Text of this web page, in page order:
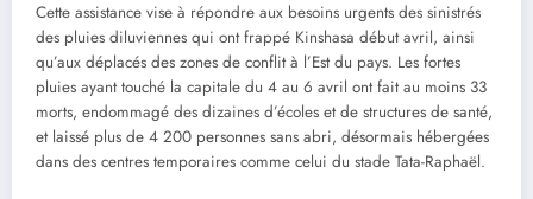
Cette assistance vise à répondre aux besoins urgents des sinistrés
des pluies diluviennes qui ont frappé Kinshasa début avril, ainsi
qu’aux déplacés des zones de conflit à l’Est du pays. Les fortes
pluies ayant touché la capitale du 4 au 6 avril ont fait au moins 33
morts, endommagé des dizaines d’écoles et de structures de santé,
et laissé plus de 4 200 personnes sans abri, désormais hébergées
dans des centres temporaires comme celui du stade Tata-Raphaël.